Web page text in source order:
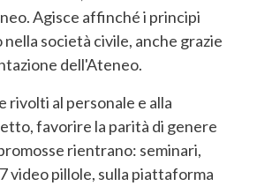
Agisce affinché i principi
società civile, anche grazie
dell'Ateneo.
rivolti al personale e alla
favorire la parità di genere
rientrano: seminari,
video pillole, sulla piattaforma